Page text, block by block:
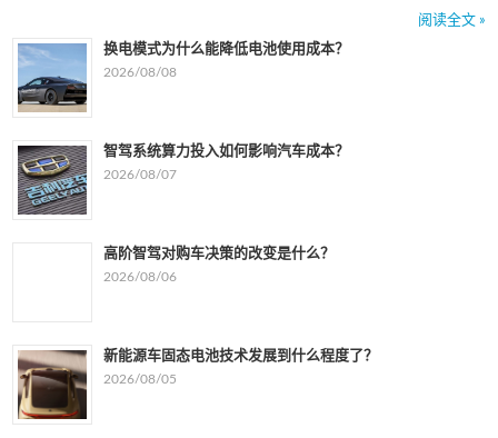
阅读全文 »
换电模式为什么能降低电池使用成本？
2026/08/08
智驾系统算力投入如何影响汽车成本？
2026/08/07
高阶智驾对购车决策的改变是什么？
2026/08/06
新能源车固态电池技术发展到什么程度了？
2026/08/05